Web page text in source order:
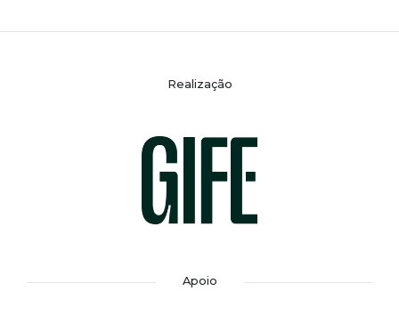
Realização
Apoio